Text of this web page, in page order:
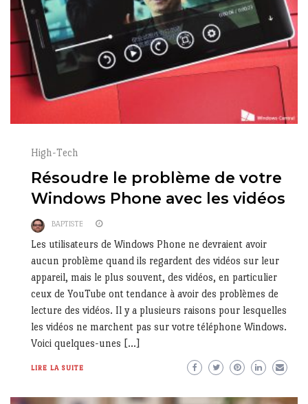
High-Tech
Résoudre le problème de votre
Windows Phone avec les vidéos
BAPTISTE
Les utilisateurs de Windows Phone ne devraient avoir
aucun problème quand ils regardent des vidéos sur leur
appareil, mais le plus souvent, des vidéos, en particulier
ceux de YouTube ont tendance à avoir des problèmes de
lecture des vidéos. Il y a plusieurs raisons pour lesquelles
les vidéos ne marchent pas sur votre téléphone Windows.
Voici quelques-unes […]
LIRE LA SUITE